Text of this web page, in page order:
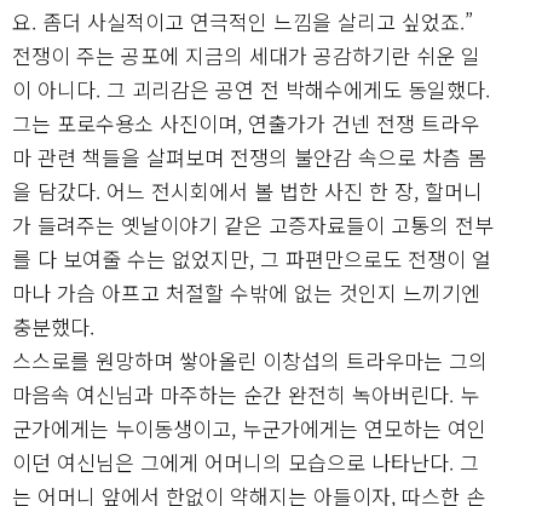
요. 좀더 사실적이고 연극적인 느낌을 살리고 싶었죠.”
전쟁이 주는 공포에 지금의 세대가 공감하기란 쉬운 일
이 아니다. 그 괴리감은 공연 전 박해수에게도 동일했다.
그는 포로수용소 사진이며, 연출가가 건넨 전쟁 트라우
마 관련 책들을 살펴보며 전쟁의 불안감 속으로 차츰 몸
을 담갔다. 어느 전시회에서 볼 법한 사진 한 장, 할머니
가 들려주는 옛날이야기 같은 고증자료들이 고통의 전부
를 다 보여줄 수는 없었지만, 그 파편만으로도 전쟁이 얼
마나 가슴 아프고 처절할 수밖에 없는 것인지 느끼기엔
충분했다.
스스로를 원망하며 쌓아올린 이창섭의 트라우마는 그의
마음속 여신님과 마주하는 순간 완전히 녹아버린다. 누
군가에게는 누이동생이고, 누군가에게는 연모하는 여인
이던 여신님은 그에게 어머니의 모습으로 나타난다. 그
는 어머니 앞에서 한없이 약해지는 아들이자, 따스한 손